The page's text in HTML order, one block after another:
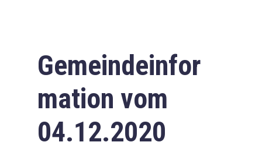
Gemeindeinfor
mation vom
04.12.2020